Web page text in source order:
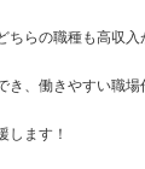
らの職種も高収入
き、働きやすい職場
します！